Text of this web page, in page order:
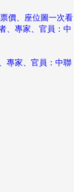
價、座位圖一次看
專家、官員：中聯